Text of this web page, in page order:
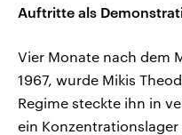
Auftritte als
Vier Monate nach dem
1967, wurde Mikis
Regime steckte ihn in
ein